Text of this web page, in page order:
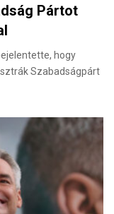
Pártot
hogy
Szabadságpárt